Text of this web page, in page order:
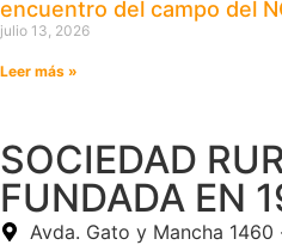
encuentro del campo del
julio 13, 2026
Leer más »
SOCIEDAD
FUNDADA EN
Avda. Gato y Mancha 1460